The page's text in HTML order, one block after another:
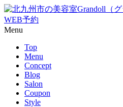
WEB予約
Menu
Top
Menu
Concept
Blog
Salon
Coupon
Style